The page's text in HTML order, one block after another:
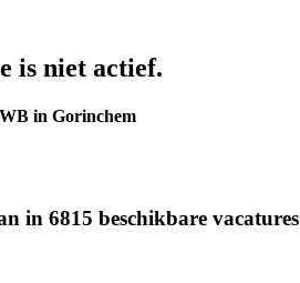
is niet actief.
in Gorinchem
in 6815 beschikbare vacatures